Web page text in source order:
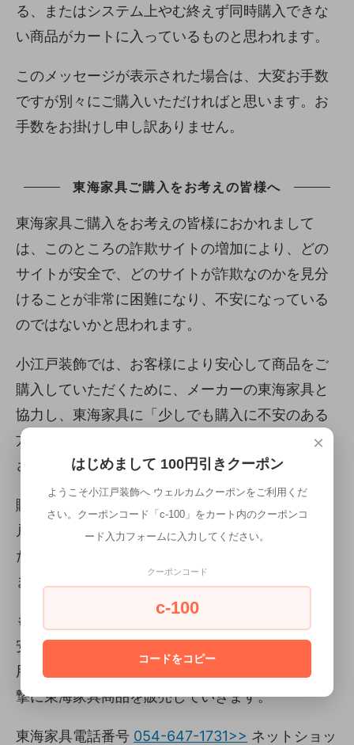
る、またはシステム上やむ終えず同時購入できな
い商品がカートに入っているものと思われます。
このメッセージが表示された場合は、大変お手数
ですが別々にご購入いただければと思います。お
手数をお掛けし申し訳ありません。
東海家具ご購入をお考えの皆様へ
東海家具ご購入をお考えの皆様におかれまして
は、このところの詐欺サイトの増加により、どの
サイトが安全で、どのサイトが詐欺なのかを見分
けることが非常に困難になり、不安になっている
のではないかと思われます。
小江戸装飾では、お客様により安心して商品をご
購入していただくために、メーカーの東海家具と
協力し、東海家具に「少しでも購入に不安のある
方のためのメーカー正規販売店確認窓口」を設け
させていただきました。
購入前に東海家具にお電話していただき、「小江
戸装飾は間違いなく正規販売店か？」と聞いてい
ただければ、担当者が間違いないと確認してくれ
ます。
もし、「東海家具商品を購入をしたいが、少し不
安だ。」と思っている方が居ましたら、ぜひご利
用ください。小江戸装飾はこれからも、安全に真
摯に東海家具商品を販売していきます。
東海家具電話番号 054-647-1731>> ネットショッ
×
はじめまして 100円引きクーポン
ようこそ小江戸装飾へ ウェルカムクーポンをご利用くだ
さい。クーポンコード「c-100」をカート内のクーポンコ
ード入力フォームに入力してください。
クーポンコード
c-100
コードをコピー